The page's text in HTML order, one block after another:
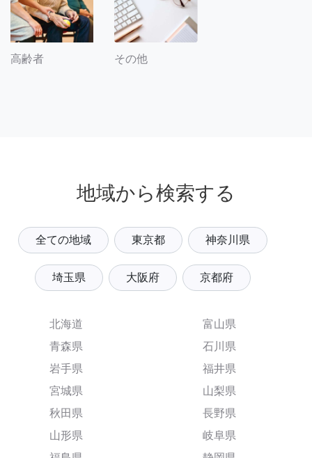
高齢者 その他
地域から検索する
全ての地域 東京都 神奈川県
埼玉県 大阪府 京都府
北海道
青森県
岩手県
宮城県
秋田県
山形県
富山県
石川県
福井県
山梨県
長野県
岐阜県